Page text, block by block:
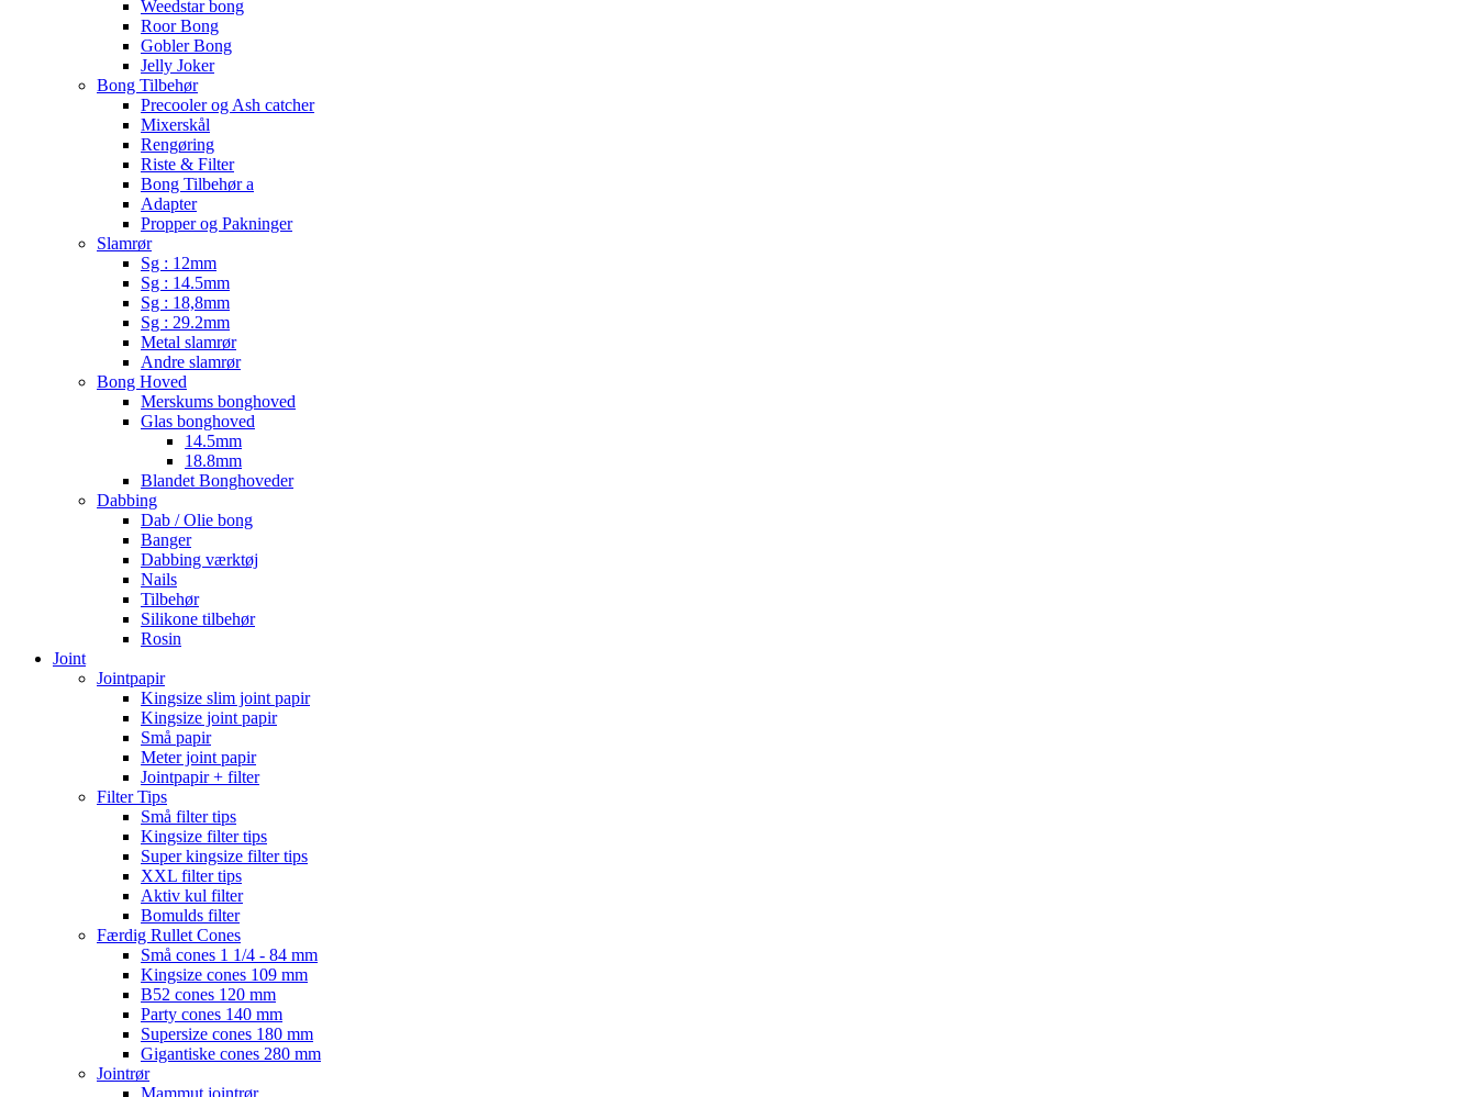
Weedstar bong
Roor Bong
Gobler Bong
Jelly Joker
Bong Tilbehør
Precooler og Ash catcher
Mixerskål
Rengøring
Riste & Filter
Bong Tilbehør a
Adapter
Propper og Pakninger
Slamrør
Sg : 12mm
Sg : 14.5mm
Sg : 18,8mm
Sg : 29.2mm
Metal slamrør
Andre slamrør
Bong Hoved
Merskums bonghoved
Glas bonghoved
14.5mm
18.8mm
Blandet Bonghoveder
Dabbing
Dab / Olie bong
Banger
Dabbing værktøj
Nails
Tilbehør
Silikone tilbehør
Rosin
Joint
Jointpapir
Kingsize slim joint papir
Kingsize joint papir
Små papir
Meter joint papir
Jointpapir + filter
Filter Tips
Små filter tips
Kingsize filter tips
Super kingsize filter tips
XXL filter tips
Aktiv kul filter
Bomulds filter
Færdig Rullet Cones
Små cones 1 1/4 - 84 mm
Kingsize cones 109 mm
B52 cones 120 mm
Party cones 140 mm
Supersize cones 180 mm
Gigantiske cones 280 mm
Jointrør
Mammut jointrør